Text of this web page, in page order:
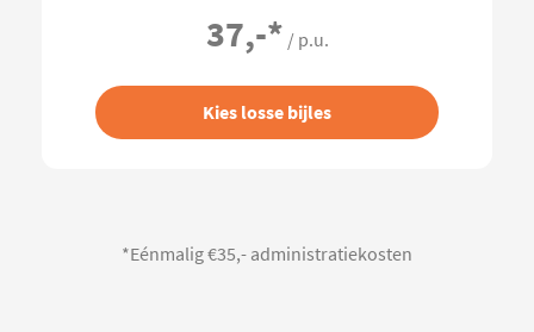
37,-* / p.u.
Kies losse bijles
*Eénmalig €35,- administratiekosten